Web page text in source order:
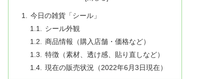
今日の雑貨「シール」
シール外観
商品情報（購入店舗・価格など）
特徴（素材、透け感、貼り直しなど）
現在の販売状況（2022年6月3日現在）